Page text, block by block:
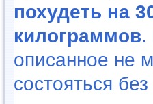
похудеть на
килограммов.
описанное не
состояться